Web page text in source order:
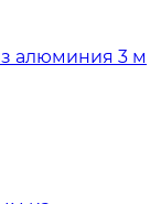
алюминия 3 м